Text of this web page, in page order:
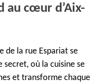
au cœur d’Aix-
de la rue Espariat se
secret, où la cuisine se
et transforme chaque